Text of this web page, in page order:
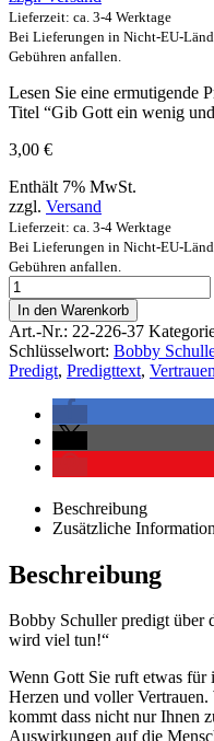
Lieferzeit: ca. 3-4 Werktage
Bei Lieferungen in Nicht-EU-
Gebühren anfallen.
Lesen Sie eine ermutigende
Titel “Gib Gott ein wenig
3,00 €
Enthält 7% MwSt.
zzgl. Versand
Lieferzeit: ca. 3-4 Werktage
Bei Lieferungen in Nicht-EU-
Gebühren anfallen.
In den Warenkorb
Art.-Nr.: 22-226-37
Schlüsselwort: Bobby
Predigt, Predigttext, Vertrauen
Beschreibung
Zusätzliche
Beschreibung
Bobby Schuller predigt über
wird viel tun!“
Wenn Gott Sie ruft etwas für
Herzen und voller Vertrauen.
kommt dass nicht nur Ihnen
Auswirkungen auf die